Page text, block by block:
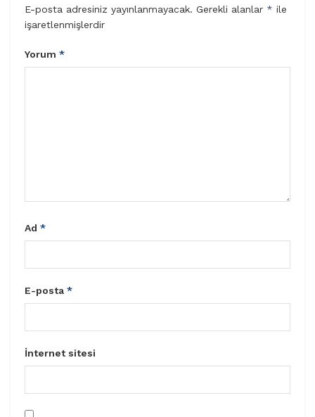
E-posta adresiniz yayınlanmayacak. Gerekli alanlar * ile
işaretlenmişlerdir
Yorum *
Ad *
E-posta *
İnternet sitesi